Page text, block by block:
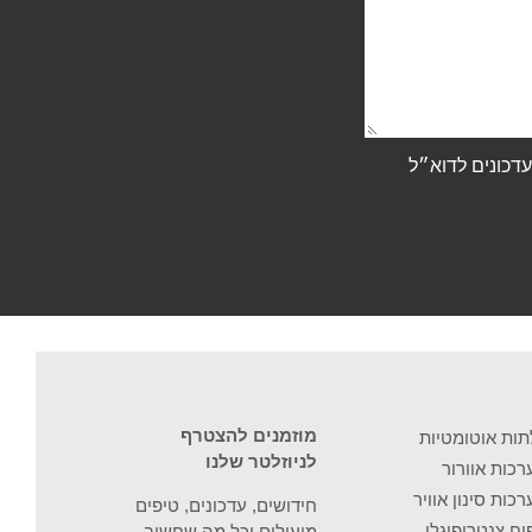
לדוא״ל
אוטומטיות
אוורור
סינון אוויר
מוזמנים להצטרף
לניוזלטר שלנו
חידושים, עדכונים, טיפים